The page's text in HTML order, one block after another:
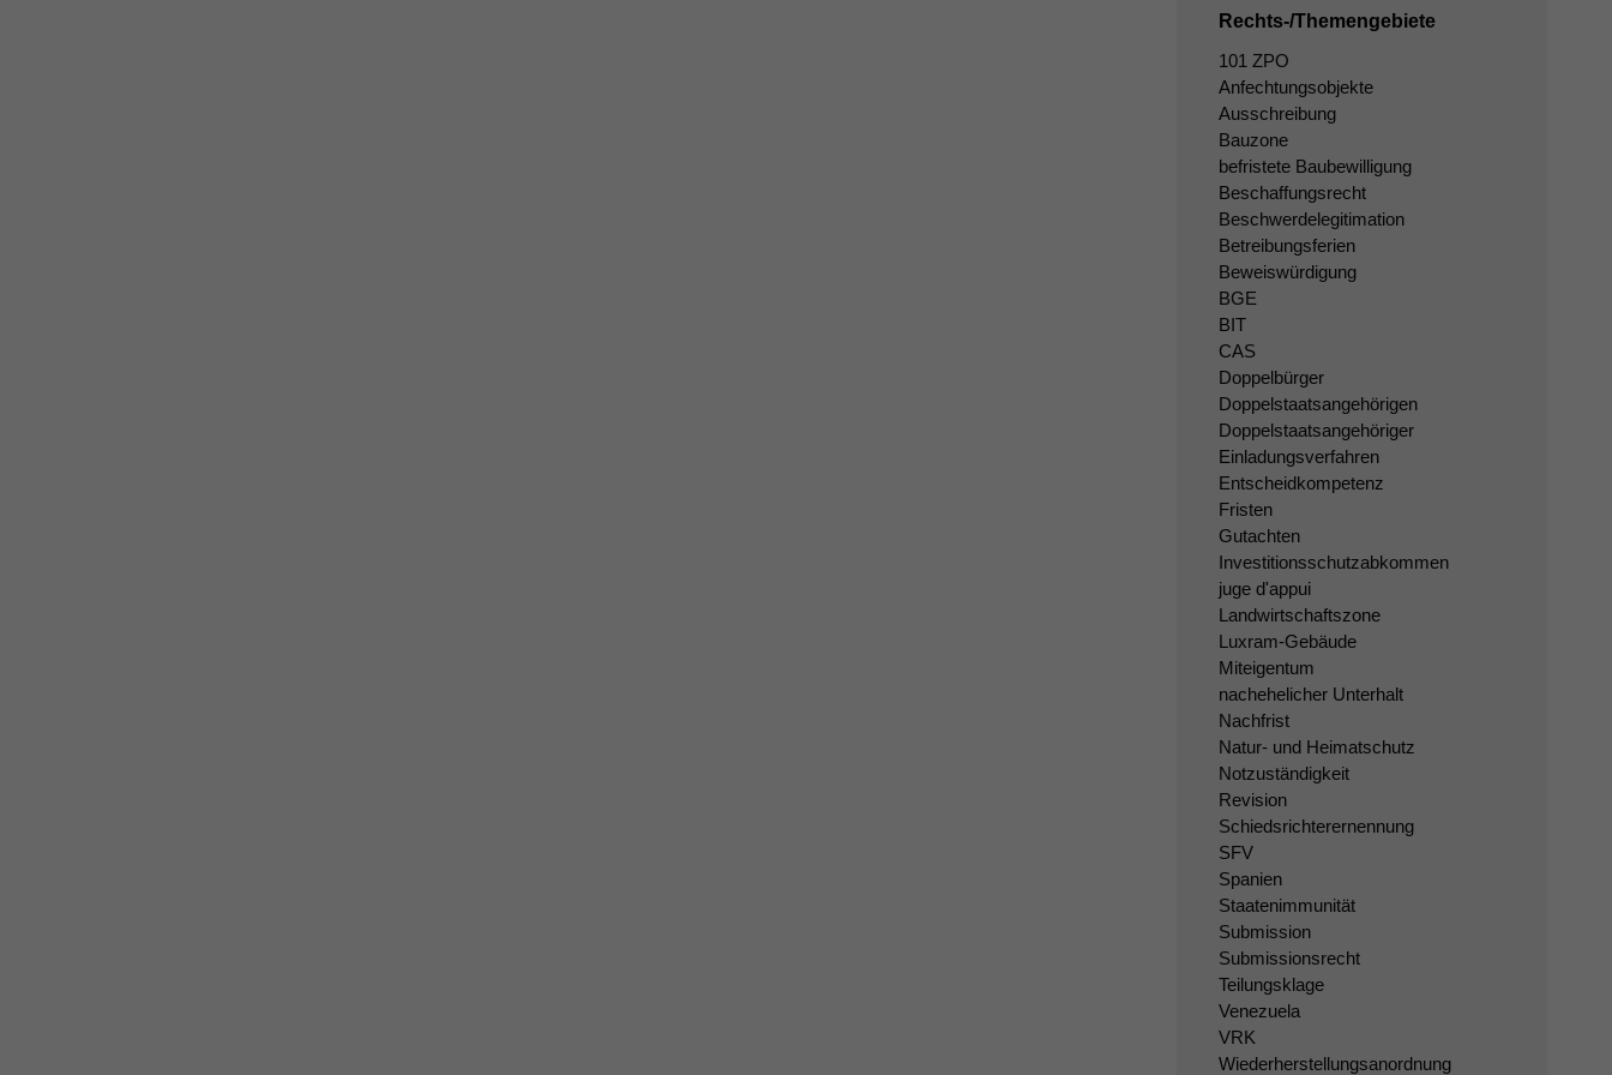
Rechts-/Themengebiete
101 ZPO
Anfechtungsobjekte
Ausschreibung
Bauzone
befristete Baubewilligung
Beschaffungsrecht
Beschwerdelegitimation
Betreibungsferien
Beweiswürdigung
BGE
BIT
CAS
Doppelbürger
Doppelstaatsangehörigen
Doppelstaatsangehöriger
Einladungsverfahren
Entscheidkompetenz
Fristen
Gutachten
Investitionsschutzabkommen
juge d'appui
Landwirtschaftszone
Luxram-Gebäude
Miteigentum
nachehelicher Unterhalt
Nachfrist
Natur- und Heimatschutz
Notzuständigkeit
Revision
Schiedsrichterernennung
SFV
Spanien
Staatenimmunität
Submission
Submissionsrecht
Teilungsklage
Venezuela
VRK
Wiederherstellungsanordnung